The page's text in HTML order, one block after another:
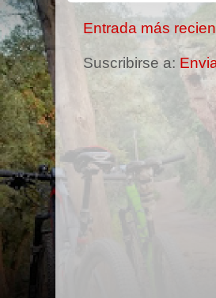
Entrada más
Suscribirse a: